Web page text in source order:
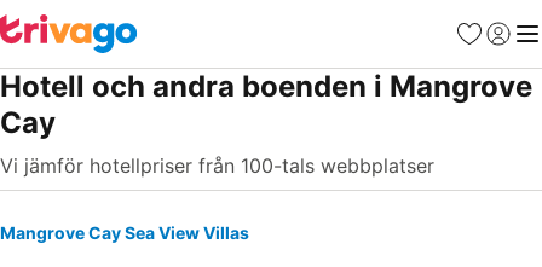
Favoriter
Logga
Hotell och andra boenden i Mangrove
Cay
Vi jämför hotellpriser från 100-tals webbplatser
Mangrove Cay Sea View Villas